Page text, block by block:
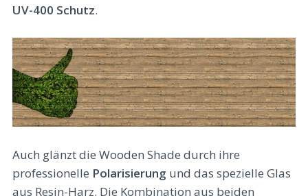
UV-400 Schutz.
Auch glänzt die Wooden Shade durch ihre
professionelle Polarisierung und das spezielle Glas
aus Resin-Harz. Die Kombination aus beiden